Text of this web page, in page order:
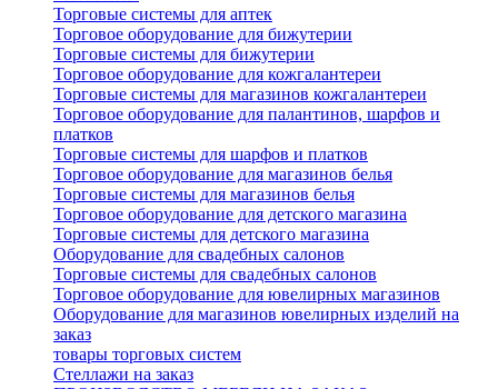
Торговые системы для аптек
Торговое оборудование для бижутерии
Торговые системы для бижутерии
Торговое оборудование для кожгалантереи
Торговые системы для магазинов кожгалантереи
Торговое оборудование для палантинов, шарфов и
платков
Торговые системы для шарфов и платков
Торговое оборудование для магазинов белья
Торговые системы для магазинов белья
Торговое оборудование для детского магазина
Торговые системы для детского магазина
Оборудование для свадебных салонов
Торговые системы для свадебных салонов
Торговое оборудование для ювелирных магазинов
Оборудование для магазинов ювелирных изделий на
заказ
товары торговых систем
Стеллажи на заказ